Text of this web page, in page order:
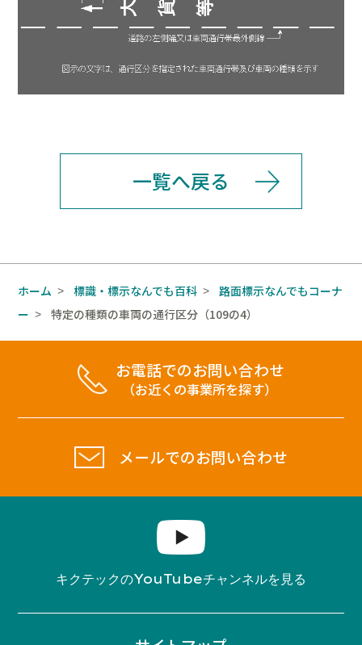
一覧へ戻る
ホーム > 標識・標示なんでも百科 >
路面標示なんでもコーナ
ー > 特定の種類の車両の通行区分（109の4）
お電話でのお問い合わせ
（お近くの事業所を探す）
メールでのお問い合わせ
キクテックのYouTubeチャンネルを見る